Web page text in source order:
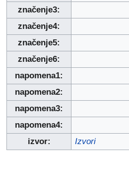
značenje3:
značenje4:
značenje5:
značenje6:
napomena1:
napomena2:
napomena3:
napomena4:
izvor:
Izvori